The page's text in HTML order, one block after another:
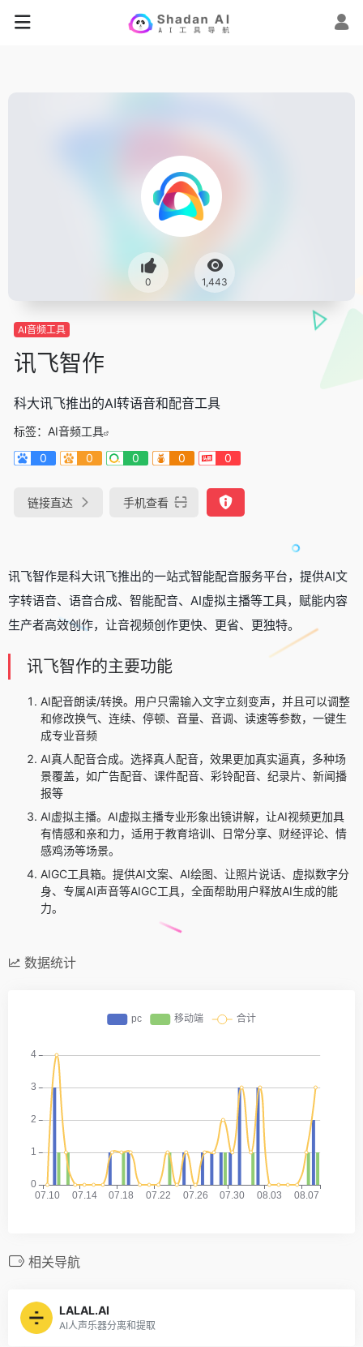
0 1,443
AI音频工具
讯飞智作
科大讯飞推出的AI转语音和配音工具
标签： AI音频工具
0
0 0 0 0
链接直达 手机查看
讯飞智作是科大讯飞推出的一站式智能配音服务平台，提供AI文
字转语音、语音合成、智能配音、AI虚拟主播等工具，赋能内容
生产者高效创作，让音视频创作更快、更省、更独特。
讯飞智作的主要功能
AI配音朗读/转换。用户只需输入文字立刻变声，并且可以调整
和修改换气、连续、停顿、音量、音调、读速等参数，一键生
成专业音频
AI真人配音合成。选择真人配音，效果更加真实逼真，多种场
景覆盖，如广告配音、课件配音、彩铃配音、纪录片、新闻播
报等
AI虚拟主播。AI虚拟主播专业形象出镜讲解，让AI视频更加具
有情感和亲和力，适用于教育培训、日常分享、财经评论、情
感鸡汤等场景。
AIGC工具箱。提供AI文案、AI绘图、让照片说话、虚拟数字分
身、专属AI声音等AIGC工具，全面帮助用户释放AI生成的能
力。
数据统计
相关导航
LALAL.AI
AI人声乐器分离和提取